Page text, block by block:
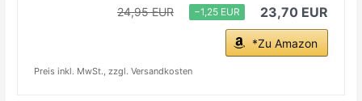
24,95 EUR −1,25 EUR 23,70 EUR
*Zu Amazon
Preis inkl. MwSt., zzgl. Versandkosten